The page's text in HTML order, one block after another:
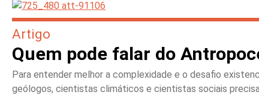
Artigo
Quem pode falar do
Para entender melhor a complexidade e o desafio
geólogos, cientistas climáticos e cientistas sociais